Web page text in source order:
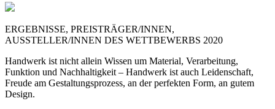
ERGEBNISSE, PREISTRÄGER/INNEN,
AUSSTELLER/INNEN DES WETTBEWERBS 2020
Handwerk ist nicht allein Wissen um Material, Verarbeitung,
Funktion und Nachhaltigkeit – Handwerk ist auch Leidenschaft,
Freude am Gestaltungsprozess, an der perfekten Form, an gutem
Design.